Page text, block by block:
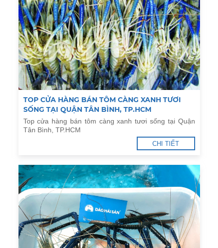
TOP CỬA HÀNG BÁN TÔM CÀNG XANH TƯƠI
SỐNG TẠI QUẬN TÂN BÌNH, TP.HCM
Top cửa hàng bán tôm càng xanh tươi sống tại Quận
Tân Bình, TP.HCM
CHI TIẾT